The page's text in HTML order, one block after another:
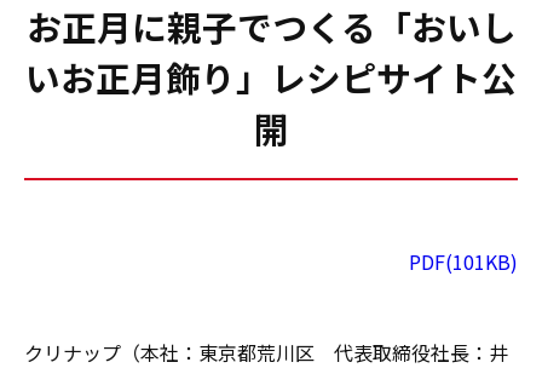
お正月に親子でつくる「おいし
いお正月飾り」レシピサイト公
開
PDF(101KB)
クリナップ（本社：東京都荒川区 代表取締役社長：井